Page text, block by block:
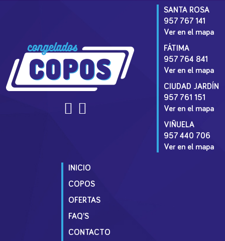
SANTA ROSA
957 767 141
Ver en el mapa
FÁTIMA
957 764 841
Ver en el mapa
CIUDAD JARDÍN
957 761 151
Ver en el mapa
VIÑUELA
957 440 706
Ver en el mapa
INICIO
COPOS
OFERTAS
FAQ’S
CONTACTO